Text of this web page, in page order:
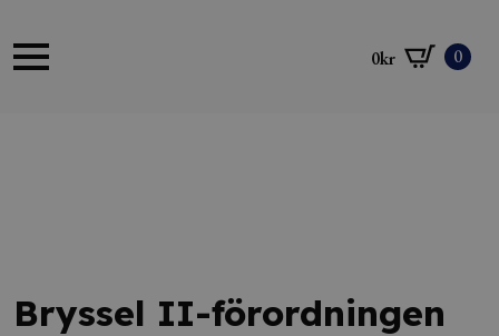
0kr 0
Bryssel II-förordningen